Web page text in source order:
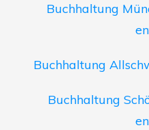
Buchhaltung
Buchhaltung
Buchhaltung